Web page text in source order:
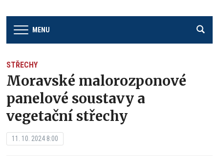
MENU
STŘECHY
Moravské malorozponové
panelové soustavy a
vegetační střechy
11. 10. 2024 8:00